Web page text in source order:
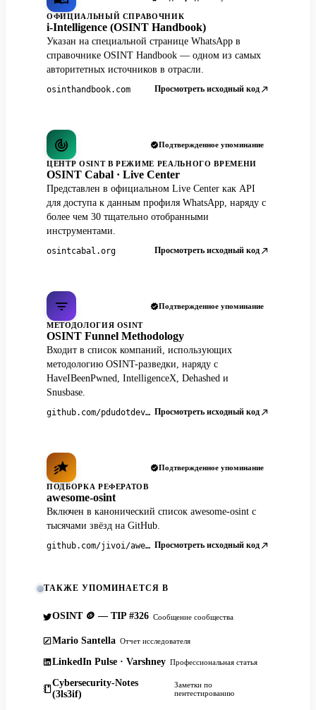
ОФИЦИАЛЬНЫЙ СПРАВОЧНИК
i-Intelligence (OSINT Handbook)
Указан на специальной странице WhatsApp в
справочнике OSINT Handbook — одном из самых
авторитетных источников в отрасли.
osinthandbook.com Просмотреть исходный код
Подтвержденное упоминание
ЦЕНТР OSINT В РЕЖИМЕ РЕАЛЬНОГО ВРЕМЕНИ
OSINT Cabal · Live Center
Представлен в официальном Live Center как API
для доступа к данным профиля WhatsApp, наряду с
более чем 30 тщательно отобранными
инструментами.
osintcabal.org Просмотреть исходный код
Подтвержденное упоминание
МЕТОДОЛОГИЯ OSINT
OSINT Funnel Methodology
Входит в список компаний, использующих
методологию OSINT-разведки, наряду с
HaveIBeenPwned, IntelligenceX, Dehashed и
Snusbase.
github.com/pdudotdev/ofm Просмотреть исходный код
Подтвержденное упоминание
ПОДБОРКА РЕФЕРАТОВ
awesome-osint
Включен в канонический список awesome-osint с
тысячами звёзд на GitHub.
github.com/jivoi/awesome-osint Просмотреть исходный код
ТАКЖЕ УПОМИНАЕТСЯ В
OSINT 🪙 — TIP #326 Сообщение сообщества
Mario Santella Отчет исследователя
LinkedIn Pulse · Varshney Профессиональная статья
Cybersecurity-Notes
(3ls3if)
Заметки по
пентестированию